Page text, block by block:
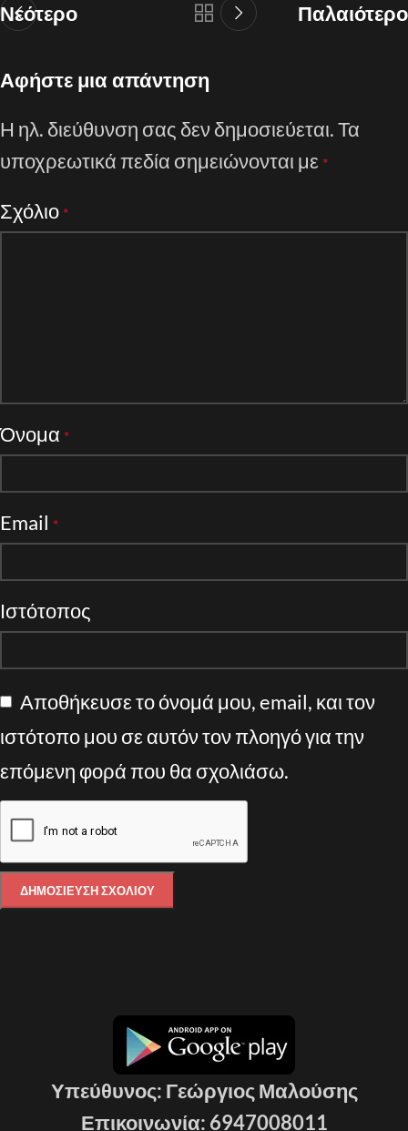
Νεότερο Παλαιότερο
Αφήστε μια απάντηση
Η ηλ. διεύθυνση σας δεν δημοσιεύεται.Τα
υποχρεωτικά πεδία σημειώνονται με *
Σχόλιο *
Όνομα *
Email *
Ιστότοπος
Αποθήκευσε το όνομά μου, email, και τον
ιστότοπο μου σε αυτόν τον πλοηγό για την
επόμενη φορά που θα σχολιάσω.
Υπεύθυνος: Γεώργιος Μαλούσης
Επικοινωνία: 6947008011